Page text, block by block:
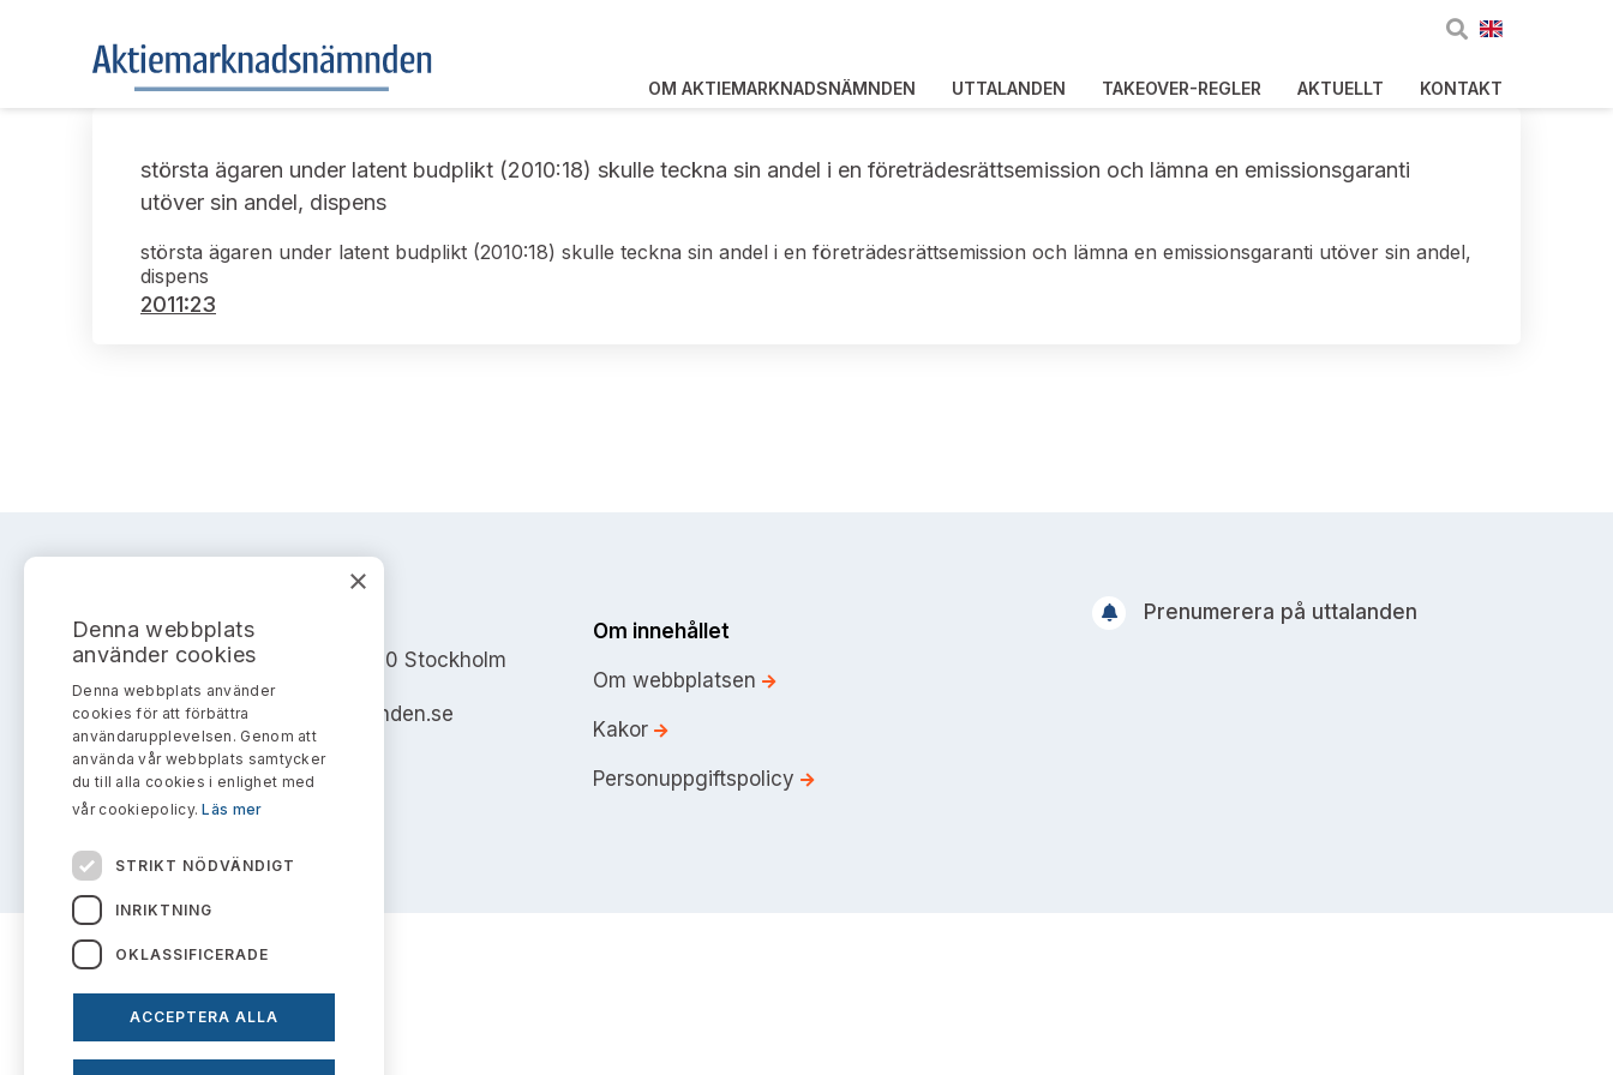
OM AKTIEMARKNADSNÄMNDEN UTTALANDEN TAKEOVER-REGLER AKTUELLT KONTAKT
största ägaren under latent budplikt (2010:18) skulle teckna sin andel i en företrädesrättsemission och lämna en emissionsgaranti
utöver sin andel, dispens
största ägaren under latent budplikt (2010:18) skulle teckna sin andel i en företrädesrättsemission och lämna en emissionsgaranti utöver sin andel,
dispens
2011:23
Address: Box 7354, 103 90 Stockholm
info@aktiemarknadsnamnden.se
Om innehållet
Om webbplatsen
Kakor
Personuppgiftspolicy
Prenumerera på uttalanden
×
Denna webbplats
använder cookies
Denna webbplats använder
cookies för att förbättra
användarupplevelsen. Genom att
använda vår webbplats samtycker
du till alla cookies i enlighet med
vår cookiepolicy.Läs mer
STRIKT NÖDVÄNDIGT
INRIKTNING
OKLASSIFICERADE
ACCEPTERA ALLA